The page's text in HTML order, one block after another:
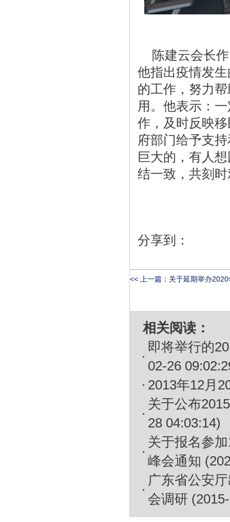
陈建云会长作
他指出疫情发
的工作，努力
用。他表示：
作，及时反映
府部门给予支
巨大的，有人
结一致，共刻
分享到：
<< 上一篇： 关于延期举办
相关阅读：
即将举行的
02-26
2013年12月
关于公布
28 04:03:14)
关于报名参
峰会通知
广东省公安
会调研